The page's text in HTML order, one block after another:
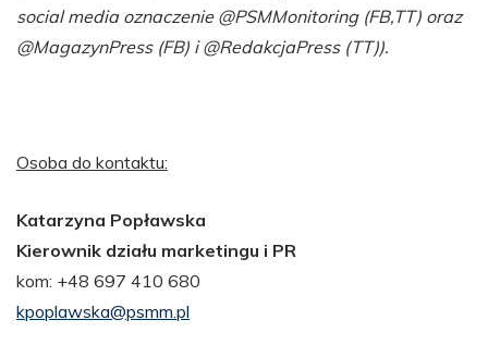
social media oznaczenie @PSMMonitoring (FB,TT) oraz
@MagazynPress (FB) i @RedakcjaPress (TT)).
Osoba do kontaktu:
Katarzyna Popławska
Kierownik działu marketingu i PR
kom: +48 697 410 680
kpoplawska@psmm.pl